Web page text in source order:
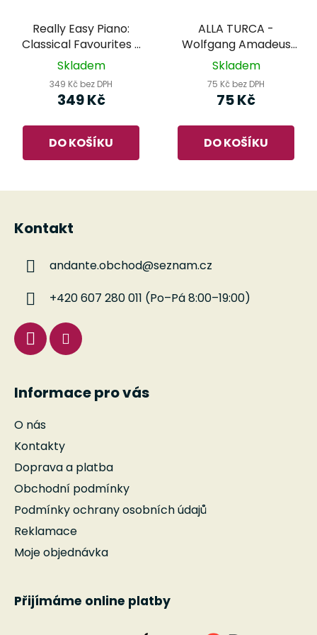
Really Easy Piano:
Classical Favourites -
24 well-known
Skladem
349 Kč bez DPH
349 Kč
DO KOŠÍKU
ALLA TURCA -
Wolfgang Amadeus
Mozart
Skladem
75 Kč bez DPH
75 Kč
DO KOŠÍKU
Kontakt
andante.obchod@seznam.cz
+420 607 280 011 (Po–Pá 8:00–19:00)
Informace pro vás
O nás
Kontakty
Doprava a platba
Obchodní podmínky
Podmínky ochrany osobních údajů
Reklamace
Moje objednávka
Přijímáme online platby